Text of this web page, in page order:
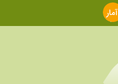
آمار
سایت